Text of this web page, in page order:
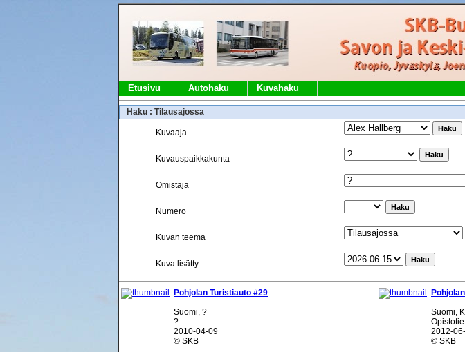
Etusivu Autohaku Kuvahaku
Haku : Tilausajossa
Kuvaaja
Kuvauspaikkakunta
Omistaja
Numero
Kuvan teema
Kuva lisätty
Pohjolan Turistiauto #29
Suomi, ?
?
2010-04-09
© SKB
Suomi,
2012-
© SKB